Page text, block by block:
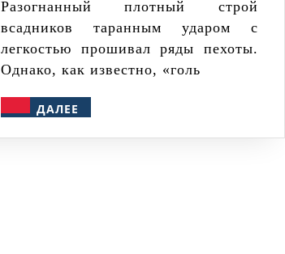
Разогнанный плотный строй
всадников таранным ударом с
легкостью прошивал ряды пехоты.
Однако, как известно, «голь
ДАЛЕЕ